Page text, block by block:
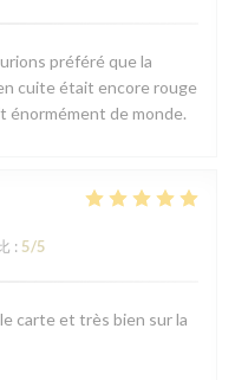
préféré que la
cuite était encore rouge
énormément de monde.
: 5/5
carte et très bien sur la